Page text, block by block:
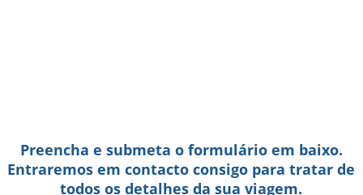
Preencha e submeta o formulário em baixo.
todos os detalhes da sua viagem.